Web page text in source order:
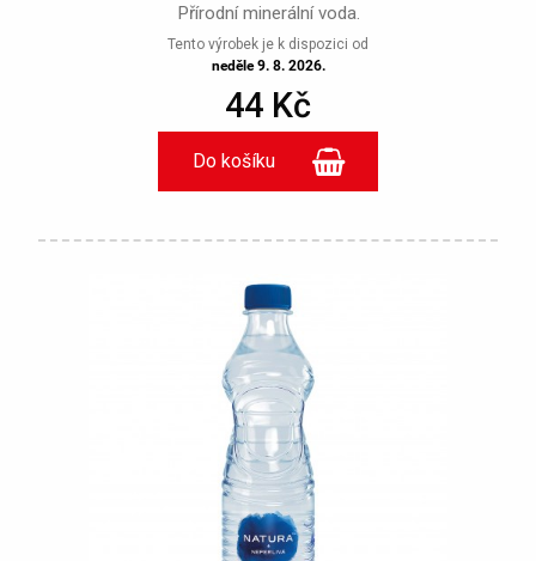
Přírodní minerální voda.
Tento výrobek je k dispozici od
neděle 9. 8. 2026.
44 Kč